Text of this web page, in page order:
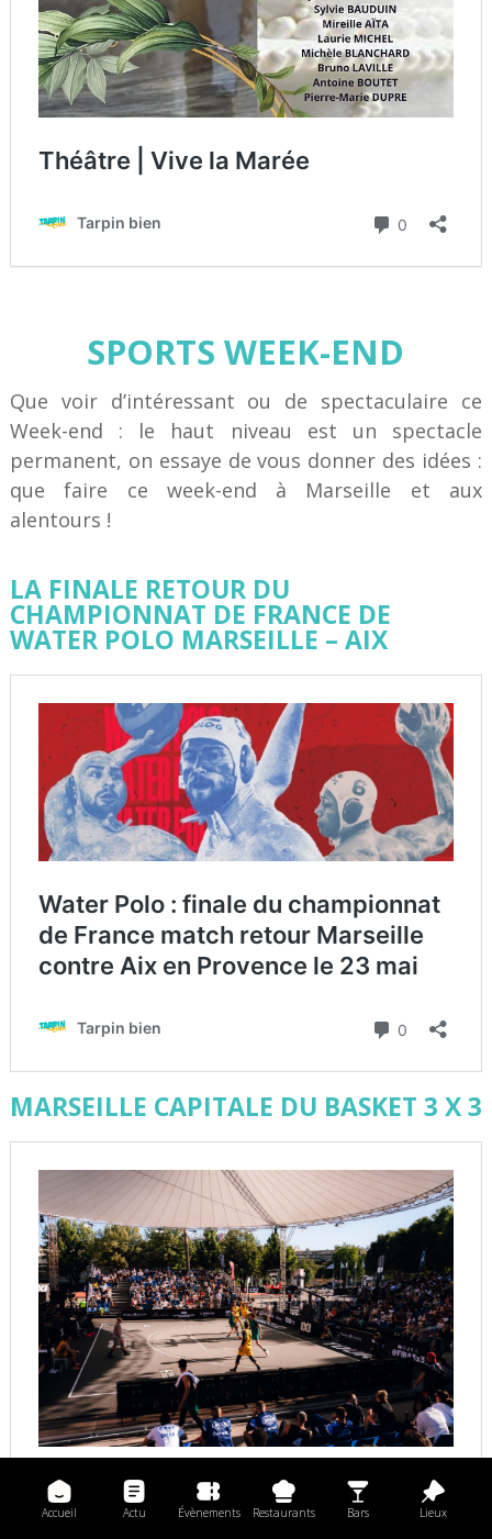
SPORTS WEEK-END
Que voir d’intéressant ou de spectaculaire ce
Week-end : le haut niveau est un spectacle
permanent, on essaye de vous donner des idées :
que faire ce week-end à Marseille et aux
alentours !
LA FINALE RETOUR DU
CHAMPIONNAT DE FRANCE DE
WATER POLO MARSEILLE – AIX
MARSEILLE CAPITALE DU BASKET 3 X 3
Accueil Actu Évènements Restaurants Bars Lieux